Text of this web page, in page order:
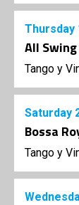
Thursday
All
Tango y
Saturday
Bossa
Tango y